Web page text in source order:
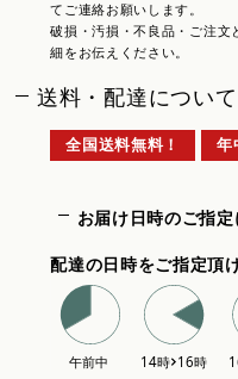
てご連絡お願いします。
破損・汚損・不良品・ご注文
細をお伝えください。
送料・配達について
全国送料無料！ 年
お届け日時のご指定
配達の日時をご指定頂